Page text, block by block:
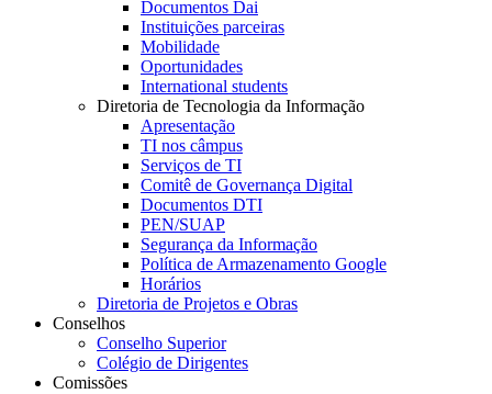
Documentos Dai
Instituições parceiras
Mobilidade
Oportunidades
International students
Diretoria de Tecnologia da Informação
Apresentação
TI nos câmpus
Serviços de TI
Comitê de Governança Digital
Documentos DTI
PEN/SUAP
Segurança da Informação
Política de Armazenamento Google
Horários
Diretoria de Projetos e Obras
Conselhos
Conselho Superior
Colégio de Dirigentes
Comissões